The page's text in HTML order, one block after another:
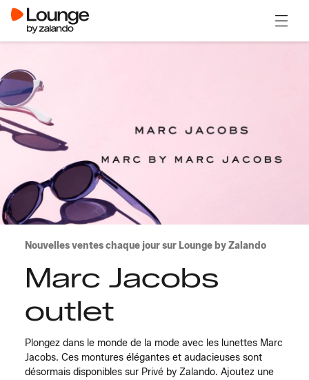
Nouvelles ventes chaque jour sur Lounge by Zalando
Marc Jacobs
outlet
Plongez dans le monde de la mode avec les lunettes Marc
Jacobs. Ces montures élégantes et audacieuses sont
désormais disponibles sur Privé by Zalando. Ajoutez une